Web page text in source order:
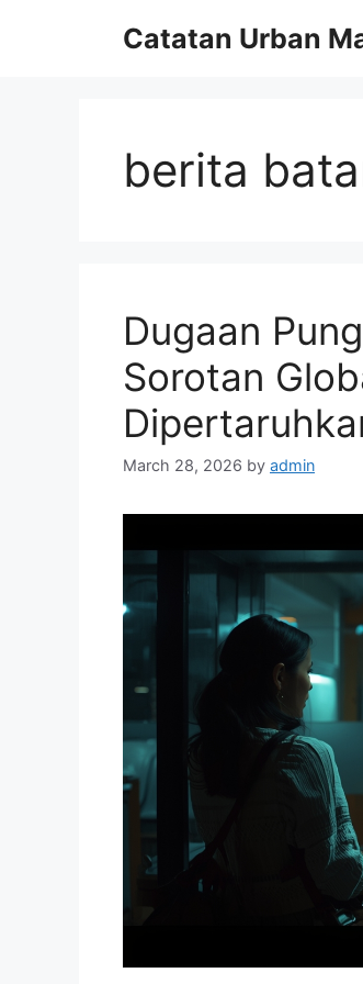
Catatan Urban
berita
Dugaan
Sorotan
March 28, 2026 by admin